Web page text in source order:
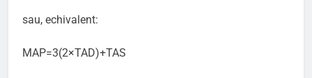
sau, echivalent:
MAP=3(2×TAD)+TAS​